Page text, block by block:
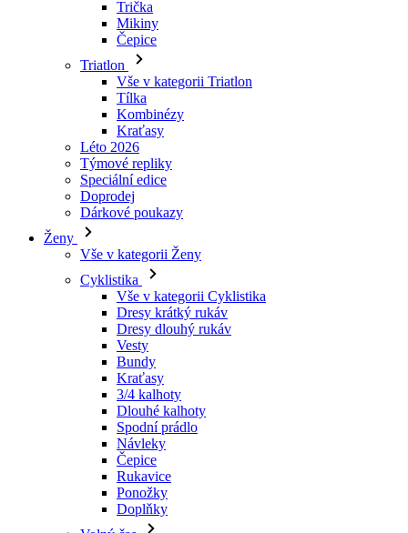
Vše v kategorii Triatlon
Tílka
Kombinézy
Kraťasy
Léto 2026
Týmové repliky
Speciální edice
Doprodej
Dárkové poukazy
Ženy
Vše v kategorii Ženy
Cyklistika
Vše v kategorii Cyklistika
Dresy dlouhý rukáv
Vesty
Bundy
Kraťasy
3/4 kalhoty
Dlouhé kalhoty
Spodní prádlo
Návleky
Čepice
Rukavice
Ponožky
Doplňky
Volný čas
Vše v kategorii Volný čas
Trička
Mikiny
Čepice